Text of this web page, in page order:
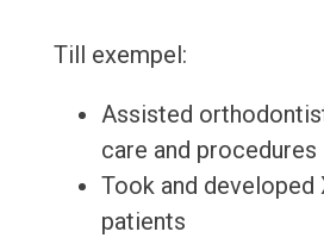
Till exempel:
Assisted
care and procedures
Took and developed
patients